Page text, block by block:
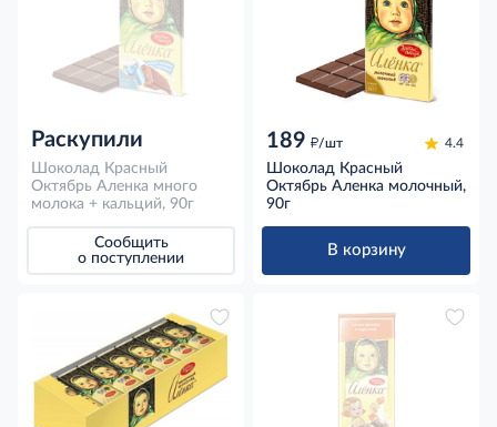
Раскупили
Шоколад Красный
Октябрь Аленка много
молока + кальций, 90г
Сообщить
о поступлении
189 д/шт 4.4
Шоколад Красный
Октябрь Аленка молочный,
90г
В корзину